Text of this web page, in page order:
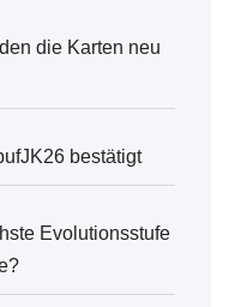
die Karten neu
bestätigt
Evolutionsstufe